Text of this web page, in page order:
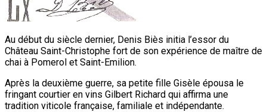
Au début du siècle dernier, Denis Biès initia l’essor du
Château Saint-Christophe fort de son expérience de maître de
chai à Pomerol et Saint-Emilion.
Après la deuxième guerre, sa petite fille Gisèle épousa le
fringant courtier en vins Gilbert Richard qui affirma une
tradition viticole française, familiale et indépendante.